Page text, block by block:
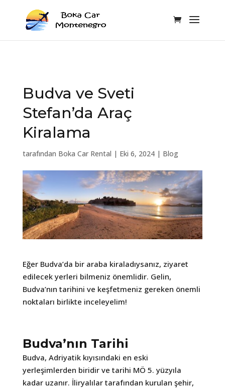
Budva ve Sveti
Stefan’da Araç
Kiralama
tarafından Boka Car Rental | Eki 6, 2024| Blog
Eğer Budva’da bir araba kiraladıysanız, ziyaret
edilecek yerleri bilmeniz önemlidir. Gelin,
Budva’nın tarihini ve keşfetmeniz gereken önemli
noktaları birlikte inceleyelim!
Budva’nın Tarihi
Budva, Adriyatik kıyısındaki en eski
yerleşimlerden biridir ve tarihi MÖ 5. yüzyıla
kadar uzanır. İliryalılar tarafından kurulan şehir,